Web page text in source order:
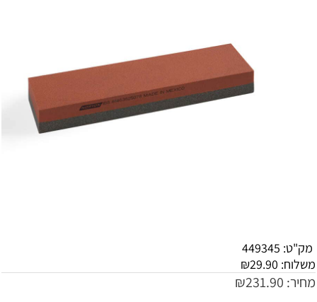
מק"ט: 449345
משלוח:
₪29.90
מחיר: ₪231.90